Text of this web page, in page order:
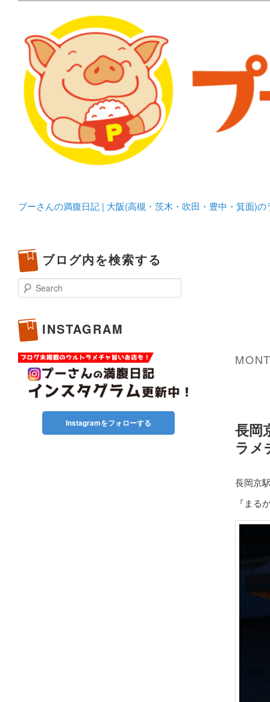
プーさんの満腹日記 |
豊中・箕面)のランチ＆
化してます。
プーさんの満腹日記 | 大阪(高槻・茨木・吹田・豊中・箕面)
長岡
ラメ
長岡京
『まる
ブログ内を検索する
Search
INSTAGRAM
Instagramをフォローする